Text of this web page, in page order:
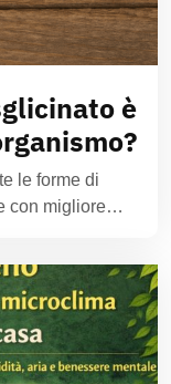
è
le forme di
con migliore…